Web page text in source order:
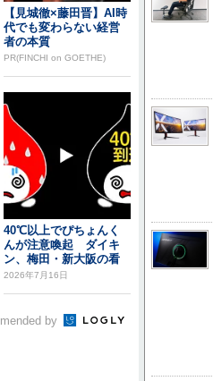
【見城徹×藤田晋】AI時
代でも変わらない経営
者の本質
PR(FINCHI on GOETHE)
40℃以上でぴちょんく
んが注意喚起 ダイキ
ン、梅田・新大阪の看
板に新表示
2026年7月16日
by